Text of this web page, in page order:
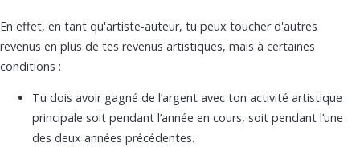
En effet, en tant qu'artiste-auteur, tu peux toucher d'autres
revenus en plus de tes revenus artistiques, mais à certaines
conditions :
Tu dois avoir gagné de l’argent avec ton activité artistique
principale soit pendant l’année en cours, soit pendant l’une
des deux années précédentes.